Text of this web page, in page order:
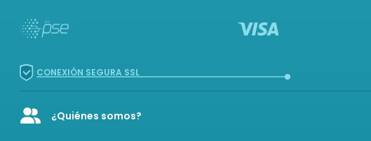
CONEXIÓN SEGURA SSL
Icon of user-group
¿Quiénes somos?